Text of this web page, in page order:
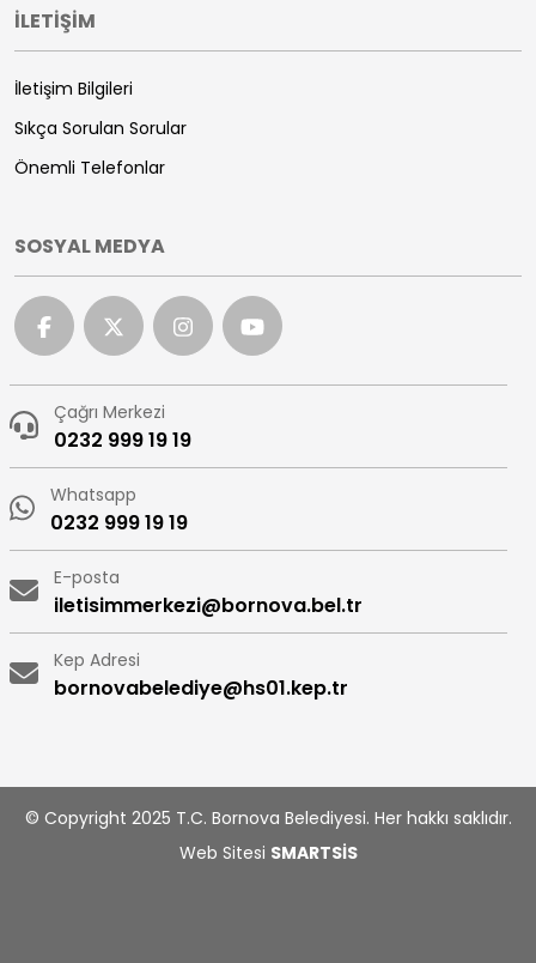
İLETİŞİM
İletişim Bilgileri
Sıkça Sorulan Sorular
Önemli Telefonlar
SOSYAL MEDYA
Çağrı Merkezi
0232 999 19 19
Whatsapp
0232 999 19 19
E-posta
iletisimmerkezi@bornova.bel.tr
Kep Adresi
bornovabelediye@hs01.kep.tr
© Copyright 2025 T.C. Bornova Belediyesi. Her hakkı saklıdır.
Web Sitesi SMARTSİS